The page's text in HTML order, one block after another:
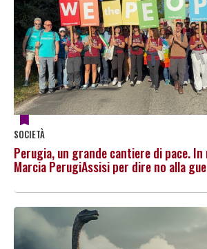
SOCIETÀ
Perugia, un grande cantiere di pace.
Marcia PerugiAssisi per dire no alla